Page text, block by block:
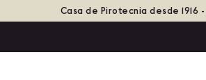
Casa de Pirotecnia desde 1916